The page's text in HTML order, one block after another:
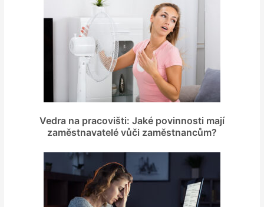
Vedra na pracovišti: Jaké povinnosti mají
zaměstnavatelé vůči zaměstnancům?